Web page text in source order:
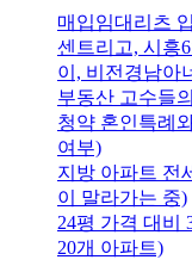
매입임대리츠
센트리고, 시흥
이, 비전경남아
부동산 고수들
청약 혼인특례
여부)
지방 아파트 전
이 말라가는 중)
24평 가격 대비
20개 아파트)